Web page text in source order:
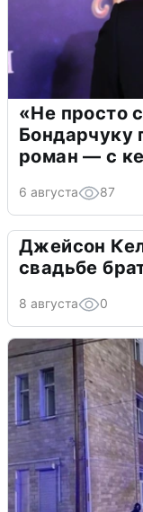
«Не просто
Бондарчуку
роман — с
6 августа 87
Джейсон
свадьбе
8 августа 0